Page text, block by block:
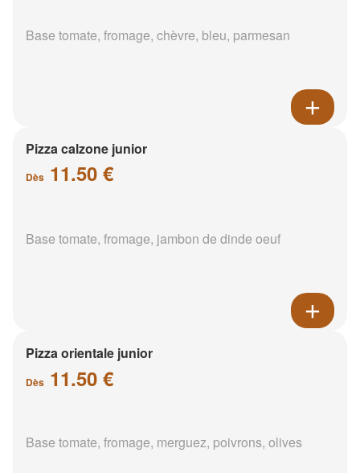
Base tomate, fromage, chèvre, bleu, parmesan
Pizza calzone junior
Dès 11.50 €
Base tomate, fromage, jambon de dinde oeuf
Pizza orientale junior
Dès 11.50 €
Base tomate, fromage, merguez, poivrons, olives